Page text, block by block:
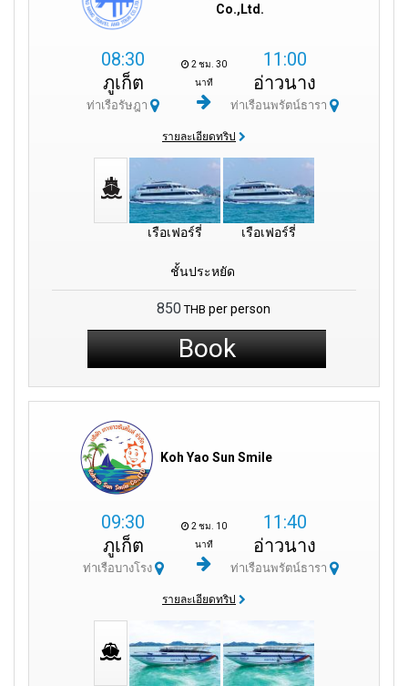
Co.,Ltd.
08:30
ภูเก็ต
ท่าเรือรัษฎา
2 ชม. 30
นาที
11:00
อ่าวนาง
ท่าเรือนพรัตน์ธารา
รายละเอียดทริป
เรือเฟอร์รี่ เรือเฟอร์รี่
ชั้นประหยัด
850 THB per person
Book
Koh Yao Sun Smile
09:30
ภูเก็ต
ท่าเรือบางโรง
2 ชม. 10
นาที
11:40
อ่าวนาง
ท่าเรือนพรัตน์ธารา
รายละเอียดทริป